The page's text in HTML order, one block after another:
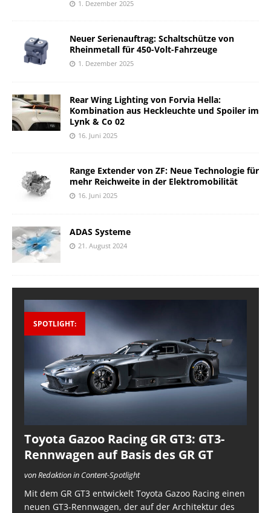
1. Dezember 2025
Neuer Serienauftrag: Schaltschütze von
Rheinmetall für 450-Volt-Fahrzeuge
1. Dezember 2025
Rear Wing Lighting von Forvia Hella:
Kombination aus Heckleuchte und Spoiler im
Lynk & Co 02
16. Juni 2025
Range Extender von ZF: Neue Technologie für
mehr Reichweite in der Elektromobilität
16. Juni 2025
ADAS Systeme
21. August 2024
SPOTLIGHT:
Toyota Gazoo Racing GR GT3: GT3-
Rennwagen auf Basis des GR GT
von Redaktion in Content-Spotlight
Mit dem GR GT3 entwickelt Toyota Gazoo Racing einen
neuen GT3-Rennwagen, der auf der Architektur des